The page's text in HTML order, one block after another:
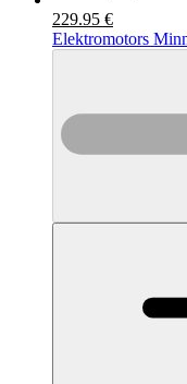
229.95 €
Elektromotors